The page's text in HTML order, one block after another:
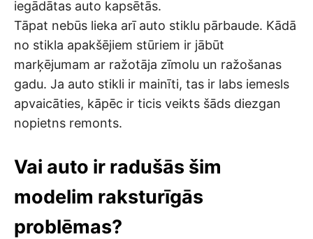
iegādātas auto kapsētās.
Tāpat nebūs lieka arī auto stiklu pārbaude. Kādā
no stikla apakšējiem stūriem ir jābūt
marķējumam ar ražotāja zīmolu un ražošanas
gadu. Ja auto stikli ir mainīti, tas ir labs iemesls
apvaicāties, kāpēc ir ticis veikts šāds diezgan
nopietns remonts.
Vai auto ir radušās šim
modelim raksturīgās
problēmas?